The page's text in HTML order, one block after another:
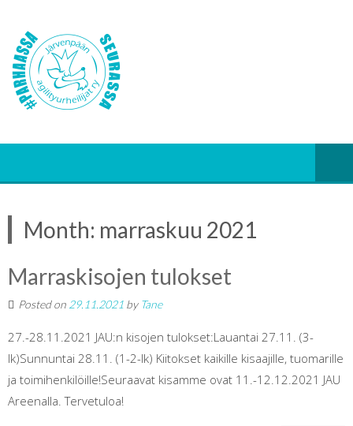
Month: marraskuu 2021
Marraskisojen tulokset
Posted on 29.11.2021 by Tane
27.-28.11.2021 JAU:n kisojen tulokset:Lauantai 27.11. (3-
lk)Sunnuntai 28.11. (1-2-lk) Kiitokset kaikille kisaajille, tuomarille
ja toimihenkilöille!Seuraavat kisamme ovat 11.-12.12.2021 JAU
Areenalla. Tervetuloa!